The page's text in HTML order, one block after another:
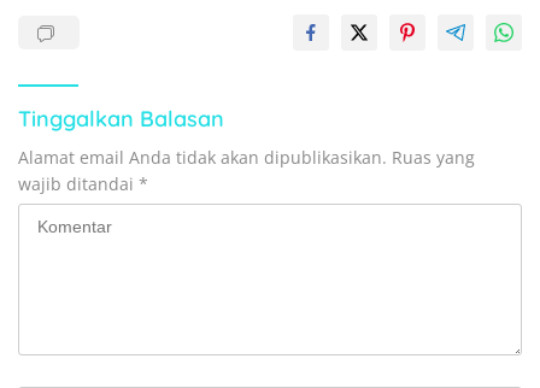
Tinggalkan Balasan
Alamat email Anda tidak akan dipublikasikan. Ruas yang
wajib ditandai *